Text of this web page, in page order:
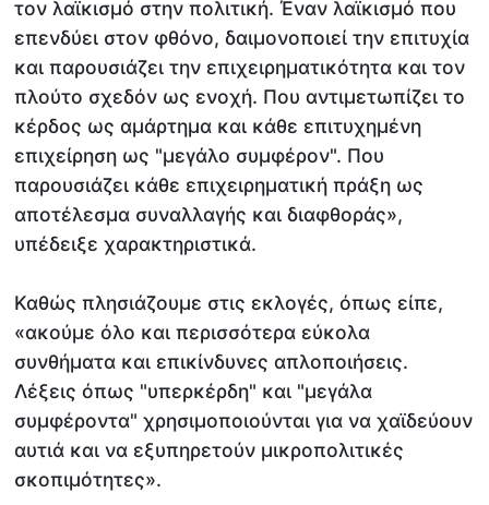
τον λαϊκισμό στην πολιτική. Έναν λαϊκισμό που
επενδύει στον φθόνο, δαιμονοποιεί την επιτυχία
και παρουσιάζει την επιχειρηματικότητα και τον
πλούτο σχεδόν ως ενοχή. Που αντιμετωπίζει το
κέρδος ως αμάρτημα και κάθε επιτυχημένη
επιχείρηση ως "μεγάλο συμφέρον". Που
παρουσιάζει κάθε επιχειρηματική πράξη ως
αποτέλεσμα συναλλαγής και διαφθοράς»,
υπέδειξε χαρακτηριστικά.
Καθώς πλησιάζουμε στις εκλογές, όπως είπε,
«ακούμε όλο και περισσότερα εύκολα
συνθήματα και επικίνδυνες απλοποιήσεις.
Λέξεις όπως "υπερκέρδη" και "μεγάλα
συμφέροντα" χρησιμοποιούνται για να χαϊδεύουν
αυτιά και να εξυπηρετούν μικροπολιτικές
σκοπιμότητες».